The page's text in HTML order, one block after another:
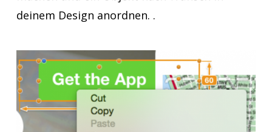
deinem Design anordnen. .